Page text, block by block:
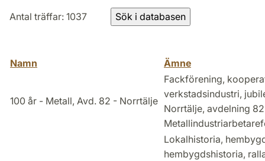
Antal träffar: 1037
Namn Ämne
100 år - Metall, Avd. 82 - Norrtälje
Fackförening,
verkstadsindustri,
Norrtälje, avdelning
Lokalhistoria,
hembygdshistoria,